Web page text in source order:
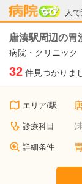
人
病院
唐湊駅周辺の胃
病院・クリニック
32 件見つかりま
エリア/駅
診療科目 (
詳細条件